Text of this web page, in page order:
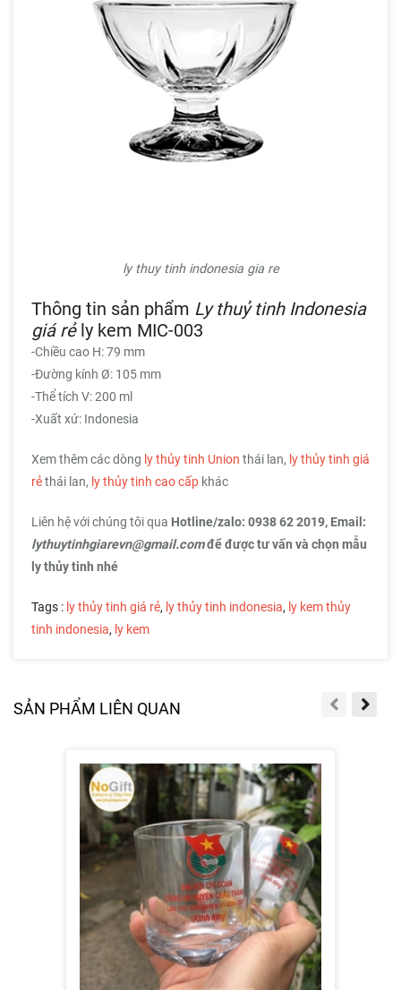
ly thuy tinh indonesia gia re
Thông tin sản phẩm Ly thuỷ tinh Indonesia
giá rẻly kem MIC-003
-Chiều cao H: 79 mm
-Đường kính Ø: 105 mm
-Thể tích V: 200 ml
-Xuất xứ: Indonesia
Xem thêm các dòng ly thủy tinh Union thái lan, ly thủy tinh giá
rẻthái lan, ly thủy tinh cao cấp khác
Liên hệ với chúng tôi qua Hotline/zalo: 0938 62 2019, Email:
lythuytinhgiarevn@gmail.comđể được tư vấn và chọn mẫu
ly thủy tinh nhé
Tags : ly thủy tinh giá rẻ, ly thủy tinh indonesia, ly kem thủy
tinh indonesia, ly kem
SẢN PHẨM LIÊN QUAN